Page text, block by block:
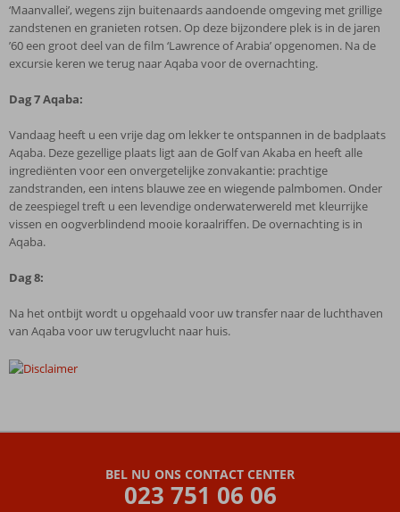
‘Maanvallei’, wegens zijn buitenaards aandoende omgeving met grillige
zandstenen en granieten rotsen. Op deze bijzondere plek is in de jaren
’60 een groot deel van de film ‘Lawrence of Arabia’ opgenomen. Na de
excursie keren we terug naar Aqaba voor de overnachting.
Dag 7Aqaba:
Vandaag heeft u een vrije dag om lekker te ontspannen in de badplaats
Aqaba. Deze gezellige plaats ligt aan de Golf van Akaba en heeft alle
ingrediënten voor een onvergetelijke zonvakantie: prachtige
zandstranden, een intens blauwe zee en wiegende palmbomen. Onder
de zeespiegel treft u een levendige onderwaterwereld met kleurrijke
vissen en oogverblindend mooie koraalriffen. De overnachting is in
Aqaba.
Dag 8:
Na het ontbijt wordt u opgehaald voor uw transfer naar de luchthaven
van Aqaba voor uw terugvlucht naar huis.
BEL NU ONS CONTACT CENTER
023 751 06 06